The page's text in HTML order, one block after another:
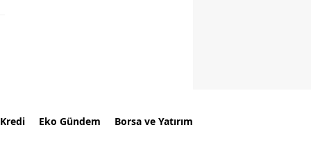
Kredi Eko Gündem Borsa ve Yatırım